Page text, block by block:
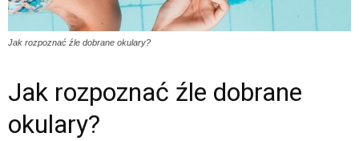
Jak rozpoznać źle dobrane okulary?
Jak rozpoznać źle dobrane
okulary?